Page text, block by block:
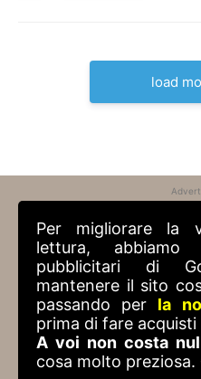
load
Per migliorare la
lettura,
pubblicitari di
mantenere il sito
passando per la
prima di fare acquisti
A voi non costa
cosa molto preziosa.